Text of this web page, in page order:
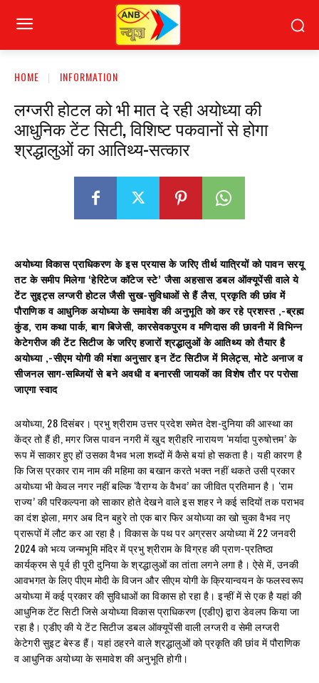
HOME INFORMATION
लग्जरी होटल को भी मात दे रही अयोध्या की
आधुनिक टेंट सिटी, विशिष्ट पकवानों से होगा
श्रद्धालुओं का आतिथ्य-सत्कार
अयोध्या विकास प्राधिकरण के इस प्रयास के जरिए तीर्थ यात्रियों को पावन सरयू
तट के समीप मिलेगा ‘हेरिटेज कॉटेज स्टे’ जैसा अहसास डबल ऑक्यूपेंसी वाले ये
टेंट सुइट्स लग्जरी होटल जैसी सुख-सुविधाओं से हैं लैस, प्रकृति की छांव में
पौराणिक व आधुनिक अयोध्या के समावेश की अनुभूति को कर रहे प्रशस्त ,-ब्रह्म
कुंड, राम कथा पार्क, बाग बिजेसी, कारसेवकपुरम व मणिदास की छावनी में विभिन्न
केटेगरीज की टेंट सिटीज के जरिए हजारों श्रद्धालुओं के आतिथ्य को तैयार है
अयोध्या ,-सीएम योगी की मंशा अनुसार इन टेंट सिटीज में मिलेट्स, मोटे अनाज व
सीजनल साग-सब्जियों से बने अवधी व बनारसी जायकों का विशेष तौर पर परोसा
जाएगा स्वाद
अयोध्या, 28 दिसंबर। प्रभु श्रीराम उत्तर प्रदेश समेत देश-दुनिया की आस्था का
केंद्र तो हैं ही, मगर जिस पावन नगरी में खुद श्रीहरि नारायण ‘मर्यादा पुरुषोत्तम’ के
रूप में साकार हुए हों उसका वैभव भला शब्दों में कैसे बयां हो सकता है। यही कारण है
कि जिस प्रकार राम नाम की महिमा का बखान करते भक्त नहीं थकते उसी प्रकार
अयोध्या भी केवल नगर नहीं बल्कि ‘वैराग्य के वैभव’ का जीवित प्रतिमान है। ‘राम
राज्य’ की परिकल्पना को साकार होते देखने वाले इस शहर ने कई सदियों तक पराभव
का दंश झेला, मगर अब दिन बहुरे तो एक बार फिर अयोध्या का खो चुका वैभव नए
प्रारूपों में लौट कर आ रहा है। विकास के पथ पर अग्रसर अयोध्या में 22 जनवरी
2024 को भव्य जन्मभूमि मंदिर में प्रभु श्रीराम के विग्रह की प्राण-प्रतिष्ठा
कार्यक्रम से पूर्व ही पूरी दुनिया के श्रद्धालुओं का तांता लगने लगा है। ऐसे में, उनकी
आवभगत के लिए पीएम मोदी के विजन और सीएम योगी के क्रियान्वयन के फलस्वरूप
अयोध्या में कई प्रकार की सुविधाओं का विकास हो रहा है। इन्हीं में से एक है यहां की
आधुनिक टेंट सिटी जिसे अयोध्या विकास प्राधिकरण (एडीए) द्वारा डेवलप किया जा
रहा है। एडीए की ये टेंट सिटीज डबल ऑक्यूपेंसी वाली लग्जरी व सेमी लग्जरी
केटेगरी सुइट बेस्ड हैं। यहां ठहरने वाले श्रद्धालुओं को प्रकृति की छांव में पौराणिक
व आधुनिक अयोध्या के समावेश की अनुभूति होगी।